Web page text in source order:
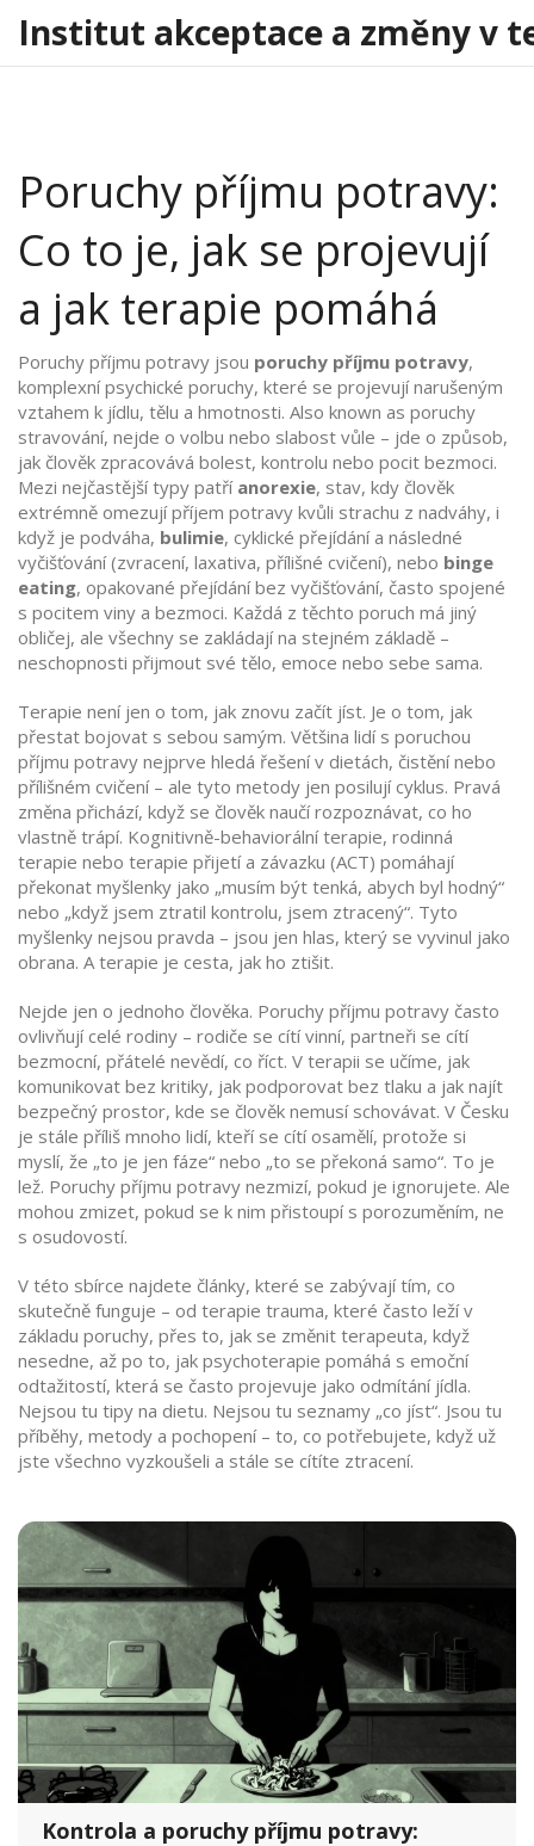
Institut akceptace a změny v
Poruchy příjmu potravy:
Co to je, jak se projevují
a jak terapie pomáhá
Poruchy příjmu potravy jsou poruchy příjmu potravy,
komplexní psychické poruchy, které se projevují narušeným
vztahem k jídlu, tělu a hmotnosti. Also known as poruchy
stravování, nejde o volbu nebo slabost vůle – jde o způsob,
jak člověk zpracovává bolest, kontrolu nebo pocit bezmoci.
Mezi nejčastější typy patří anorexie, stav, kdy člověk
extrémně omezují příjem potravy kvůli strachu z nadváhy, i
když je podváha, bulimie, cyklické přejídání a následné
vyčišťování (zvracení, laxativa, přílišné cvičení), nebo binge
eating, opakované přejídání bez vyčišťování, často spojené
s pocitem viny a bezmoci. Každá z těchto poruch má jiný
obličej, ale všechny se zakládají na stejném základě –
neschopnosti přijmout své tělo, emoce nebo sebe sama.
Terapie není jen o tom, jak znovu začít jíst. Je o tom, jak
přestat bojovat s sebou samým. Většina lidí s poruchou
příjmu potravy nejprve hledá řešení v dietách, čistění nebo
přílišném cvičení – ale tyto metody jen posilují cyklus. Pravá
změna přichází, když se člověk naučí rozpoznávat, co ho
vlastně trápí. Kognitivně-behaviorální terapie, rodinná
terapie nebo terapie přijetí a závazku (ACT) pomáhají
překonat myšlenky jako „musím být tenká, abych byl hodný“
nebo „když jsem ztratil kontrolu, jsem ztracený“. Tyto
myšlenky nejsou pravda – jsou jen hlas, který se vyvinul jako
obrana. A terapie je cesta, jak ho ztišit.
Nejde jen o jednoho člověka. Poruchy příjmu potravy často
ovlivňují celé rodiny – rodiče se cítí vinní, partneři se cítí
bezmocní, přátelé nevědí, co říct. V terapii se učíme, jak
komunikovat bez kritiky, jak podporovat bez tlaku a jak najít
bezpečný prostor, kde se člověk nemusí schovávat. V Česku
je stále příliš mnoho lidí, kteří se cítí osamělí, protože si
myslí, že „to je jen fáze“ nebo „to se překoná samo“. To je
lež. Poruchy příjmu potravy nezmizí, pokud je ignorujete. Ale
mohou zmizet, pokud se k nim přistoupí s porozuměním, ne
s osudovostí.
V této sbírce najdete články, které se zabývají tím, co
skutečně funguje – od terapie trauma, které často leží v
základu poruchy, přes to, jak se změnit terapeuta, když
nesedne, až po to, jak psychoterapie pomáhá s emoční
odtažitostí, která se často projevuje jako odmítání jídla.
Nejsou tu tipy na dietu. Nejsou tu seznamy „co jíst“. Jsou tu
příběhy, metody a pochopení – to, co potřebujete, když už
jste všechno vyzkoušeli a stále se cítíte ztracení.
Kontrola a poruchy příjmu potravy: